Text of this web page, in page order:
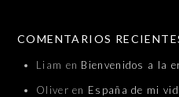
COMENTARIOS
Liam en Bienvenidos a la
Oliver en España de mi